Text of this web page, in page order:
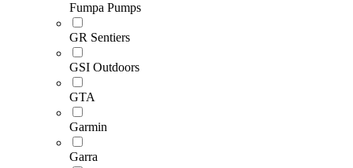
Fumpa Pumps
GR Sentiers
GSI Outdoors
GTA
Garmin
Garra